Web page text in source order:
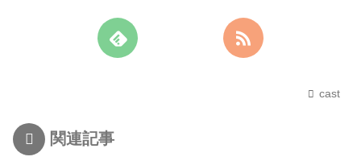
cast
関連記事